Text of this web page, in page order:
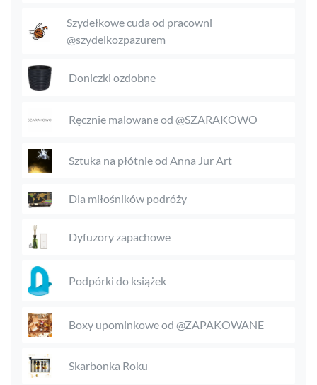
Szydełkowe cuda od pracowni
@szydelkozpazurem
Doniczki ozdobne
Ręcznie malowane od @SZARAKOWO
Sztuka na płótnie od Anna Jur Art
Dla miłośników podróży
Dyfuzory zapachowe
Podpórki do książek
Boxy upominkowe od @ZAPAKOWANE
Skarbonka Roku